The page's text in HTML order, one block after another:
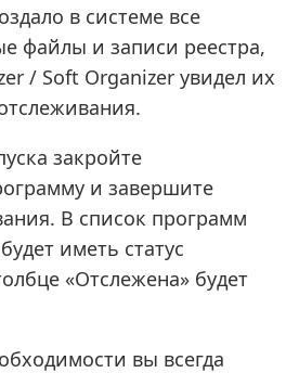
в системе все
файлы и записи реестра,
/ Soft Organizer увидел их
закройте
и завершите
В список программ
иметь статус
«Отслежена» будет
вы всегда